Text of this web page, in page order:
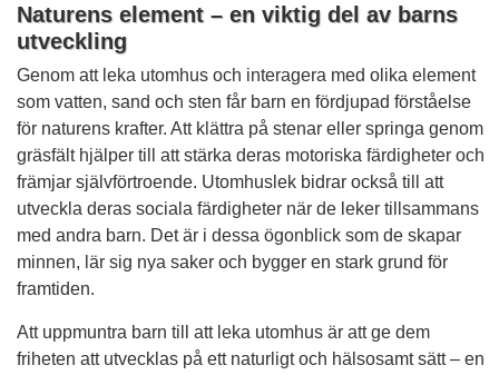
Naturens element – en viktig del av barns
utveckling
Genom att leka utomhus och interagera med olika element
som vatten, sand och sten får barn en fördjupad förståelse
för naturens krafter. Att klättra på stenar eller springa genom
gräsfält hjälper till att stärka deras motoriska färdigheter och
främjar självförtroende. Utomhuslek bidrar också till att
utveckla deras sociala färdigheter när de leker tillsammans
med andra barn. Det är i dessa ögonblick som de skapar
minnen, lär sig nya saker och bygger en stark grund för
framtiden.
Att uppmuntra barn till att leka utomhus är att ge dem
friheten att utvecklas på ett naturligt och hälsosamt sätt – en